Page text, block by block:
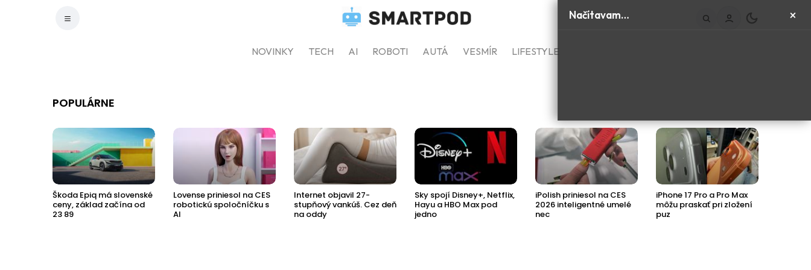
Načítavam… ×
NOVINKY TECH AI ROBOTI AUTÁ VESMÍR LIFESTYLE
POPULÁRNE
Škoda Epiq má slovenské
ceny, základ začína od
23 89
Lovense priniesol na CES
robotickú spoločníčku s
AI
Internet objavil 27-
stupňový vankúš. Cez deň
na oddy
Sky spojí Disney+, Netflix,
Hayu a HBO Max pod
jedno
iPolish priniesol na CES
2026 inteligentné umelé
nec
iPhone 17 Pro a Pro Max
môžu praskať pri zložení
puz